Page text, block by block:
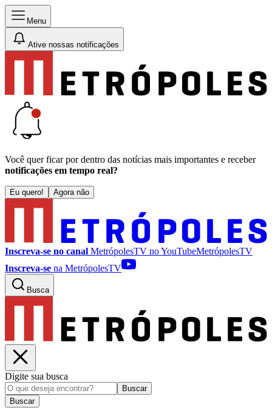
Menu
Ative nossas notificações
Você quer ficar por dentro das notícias mais importantes e receber
notificações em tempo real?
Eu quero! Agora não
Inscreva-se no canal MetrópolesTV noYouTubeMetrópolesTV
Inscreva-se na MetrópolesTV
Busca
Digite sua busca
Buscar
Buscar